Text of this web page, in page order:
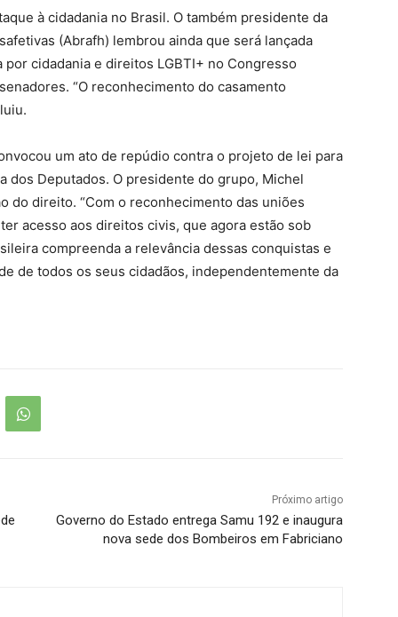
à cidadania no Brasil. O também presidente da
(Abrafh) lembrou ainda que será lançada
cidadania e direitos LGBTI+ no Congresso
“O reconhecimento do casamento
um ato de repúdio contra o projeto de lei para
dos Deputados. O presidente do grupo, Michel
do direito. “Com o reconhecimento das uniões
acesso aos direitos civis, que agora estão sob
compreenda a relevância dessas conquistas e
de todos os seus cidadãos, independentemente da
Próximo artigo
Governo do Estado entrega Samu 192 e inaugura
nova sede dos Bombeiros em Fabriciano